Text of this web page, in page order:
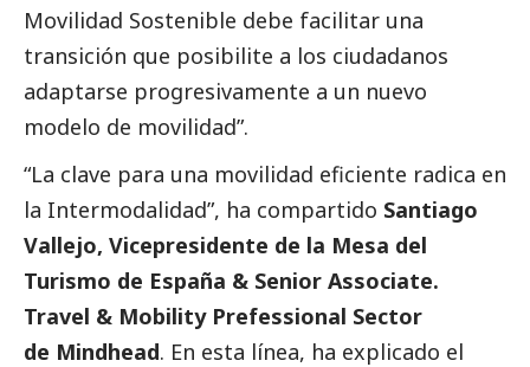
Movilidad Sostenible debe facilitar una
transición que posibilite a los ciudadanos
adaptarse progresivamente a un nuevo
modelo de movilidad”.
“La clave para una movilidad eficiente radica en
la Intermodalidad”, ha compartido Santiago
Vallejo, Vicepresidente de la Mesa del
Turismo de España & Senior Associate.
Travel & Mobility Prefessional Sector
de Mindhead. En esta línea, ha explicado el